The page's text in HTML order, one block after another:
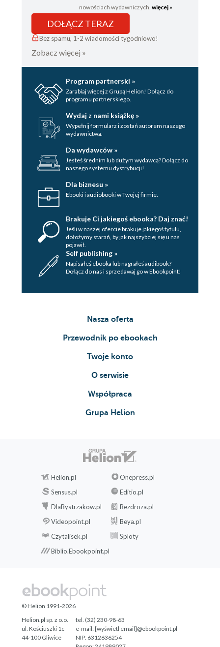
nowościach wydawniczych. więcej »
DOŁĄCZ TERAZ
Bez spamu, 1-2 wiadomości tygodniowo!
Zobacz więcej »
Program partnerski »
Zarabiaj więcej z Grupą Helion! Dołącz do
programu partnerskiego.
Wydaj z nami książkę »
Wypełnij formularz i zostań autorem naszego
wydawnictwa.
Da wydawców »
Jesteś średnim lub dużym wydawcą? Dołącz do
naszego systemu dystrybucji!
Dla biznesu »
Ebooki i audiobooki w Twojej firmie.
Brakuje Ci jakiegoś ebooka? Daj znać!
Jeśli w naszej ofercie brakuje jakiegoś tytulu,
dołożymy starań, by jak najszybciej się u nas
pojawił.
Self publishing »
Napisałeś ebooka lub nagrałeś audibook?
Dołącz do nas i sprzedawaj go w Ebookpoint!
Nasza oferta
Przewodnik po ebookach
Twoje konto
O serwisie
Współpraca
Grupa Helion
Helion.pl
Onepress.pl
Sensus.pl
Editio.pl
DlaBystrzakow.pl
Bezdroza.pl
Videopoint.pl
Beya.pl
Czytalisek.pl
Sploty
Biblio.Ebookpoint.pl
© Helion 1991-2026
Helion.pl sp. z o.o.
ul. Kościuszki 1c
44-100 Gliwice
tel. (32) 230-98-63
e-mail:[wyświetl email]@ebookpoint.pl
NIP: 6312636254